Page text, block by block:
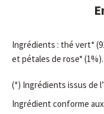
Ingrédients : thé vert*
et pétales de rose* (1%).
(*) Ingrédients issus de
Ingrédient conforme